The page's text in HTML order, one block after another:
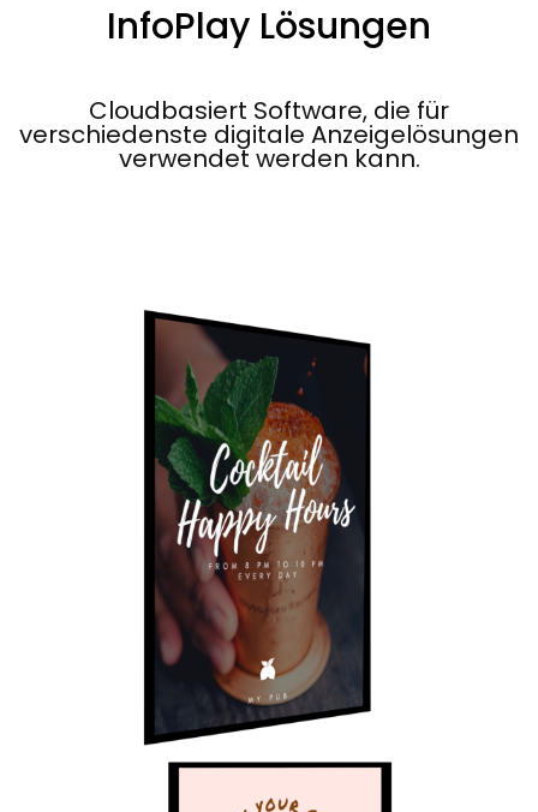
InfoPlay Lösungen
Cloudbasiert Software, die für
verschiedenste digitale Anzeigelösungen
verwendet werden kann.